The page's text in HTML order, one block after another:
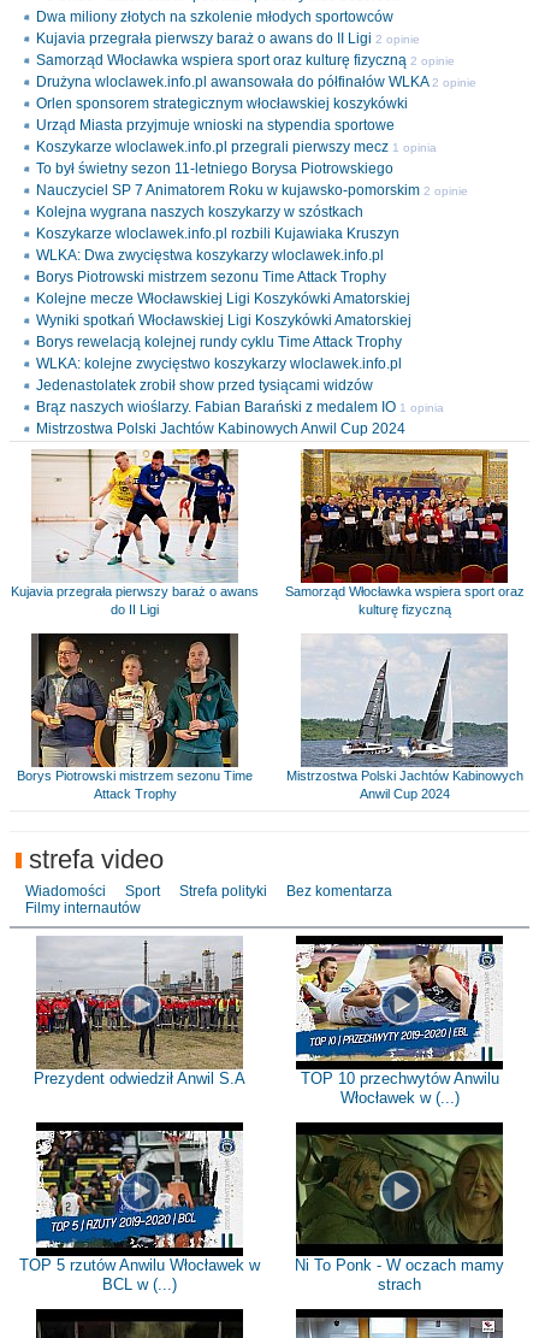
Dwa miliony złotych na szkolenie młodych sportowców
Kujavia przegrała pierwszy baraż o awans do II Ligi 2 opinie
Samorząd Włocławka wspiera sport oraz kulturę fizyczną 2 opinie
Drużyna wloclawek.info.pl awansowała do półfinałów WLKA 2 opinie
Orlen sponsorem strategicznym włocławskiej koszykówki
Urząd Miasta przyjmuje wnioski na stypendia sportowe
Koszykarze wloclawek.info.pl przegrali pierwszy mecz 1 opinia
To był świetny sezon 11-letniego Borysa Piotrowskiego
Nauczyciel SP 7 Animatorem Roku w kujawsko-pomorskim 2 opinie
Kolejna wygrana naszych koszykarzy w szóstkach
Koszykarze wloclawek.info.pl rozbili Kujawiaka Kruszyn
WLKA: Dwa zwycięstwa koszykarzy wloclawek.info.pl
Borys Piotrowski mistrzem sezonu Time Attack Trophy
Kolejne mecze Włocławskiej Ligi Koszykówki Amatorskiej
Wyniki spotkań Włocławskiej Ligi Koszykówki Amatorskiej
Borys rewelacją kolejnej rundy cyklu Time Attack Trophy
WLKA: kolejne zwycięstwo koszykarzy wloclawek.info.pl
Jedenastolatek zrobił show przed tysiącami widzów
Brąz naszych wioślarzy. Fabian Barański z medalem IO 1 opinia
Mistrzostwa Polski Jachtów Kabinowych Anwil Cup 2024
Kujavia przegrała pierwszy baraż o awans
do II Ligi
Samorząd Włocławka wspiera sport oraz
kulturę fizyczną
Borys Piotrowski mistrzem sezonu Time
Attack Trophy
Mistrzostwa Polski Jachtów Kabinowych
Anwil Cup 2024
strefa video
Wiadomości Sport Strefa polityki
Bez komentarza
Filmy internautów
Prezydent odwiedził Anwil S.A
TOP 10 przechwytów Anwilu
Włocławek w (...)
TOP 5 rzutów Anwilu Włocławek w
BCL w (...)
Ni To Ponk - W oczach mamy
strach